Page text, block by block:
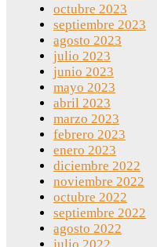
octubre 2023
septiembre 2023
agosto 2023
julio 2023
junio 2023
mayo 2023
abril 2023
marzo 2023
febrero 2023
enero 2023
diciembre 2022
noviembre 2022
octubre 2022
septiembre 2022
agosto 2022
julio 2022